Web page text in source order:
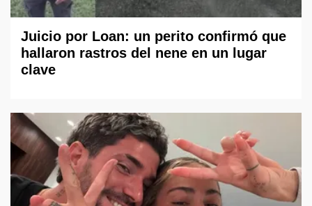
Juicio por Loan: un perito confirmó que
hallaron rastros del nene en un lugar
clave